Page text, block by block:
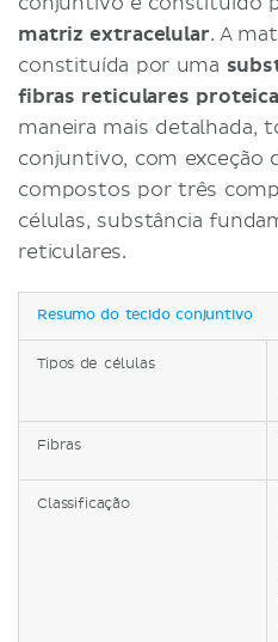
matriz extracelular. A
constituída por uma
fibras reticulares
maneira mais detalhada,
conjuntivo, com exceção
compostos por três
células, substância
reticulares.
Resumo do tecido conjuntivo
Tipos de células
Fibras
Classificação